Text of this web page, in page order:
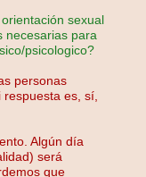
sexual
necesarias para
psicologico?
personas
es, sí,
Algún día
será
que